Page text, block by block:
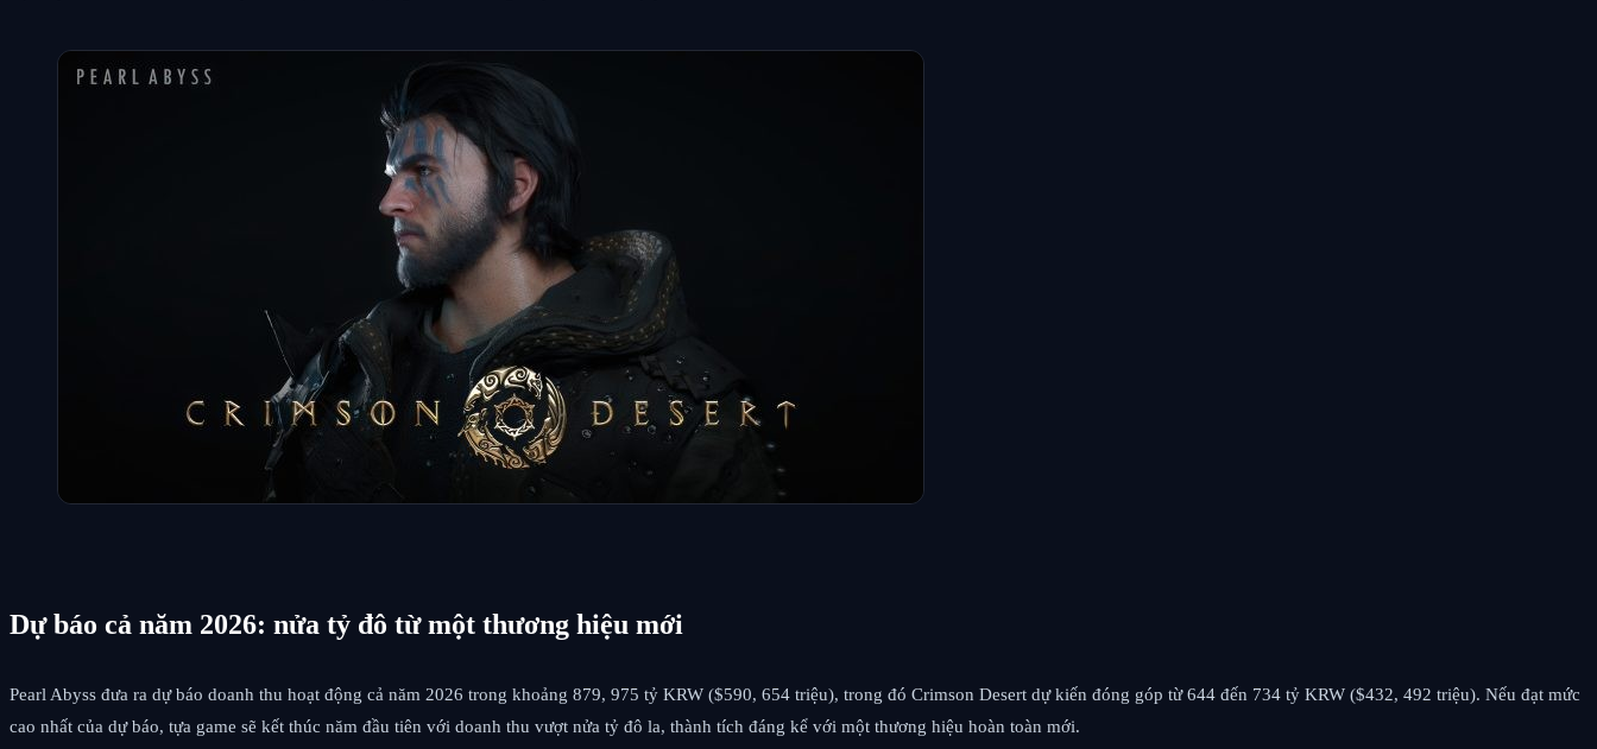
Dự báo cả năm 2026: nửa tỷ đô từ một thương hiệu mới
Pearl Abyss đưa ra dự báo doanh thu hoạt động cả năm 2026 trong khoảng 879, 975 tỷ KRW ($590, 654 triệu), trong đó Crimson Desert dự kiến đóng góp từ 644 đến 734 tỷ KRW ($432, 492 triệu). Nếu đạt mức
cao nhất của dự báo, tựa game sẽ kết thúc năm đầu tiên với doanh thu vượt nửa tỷ đô la, thành tích đáng kể với một thương hiệu hoàn toàn mới.